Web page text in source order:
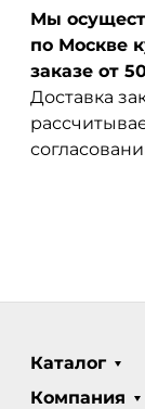
Мы
по Москве
заказе от
Доставка
Каталог
Компания